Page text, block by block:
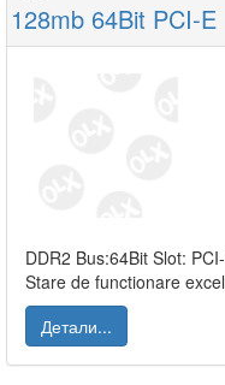
128mb 64Bit PCI-E
DDR2 Bus:64Bit Slot:
Stare de functionare
Детали...